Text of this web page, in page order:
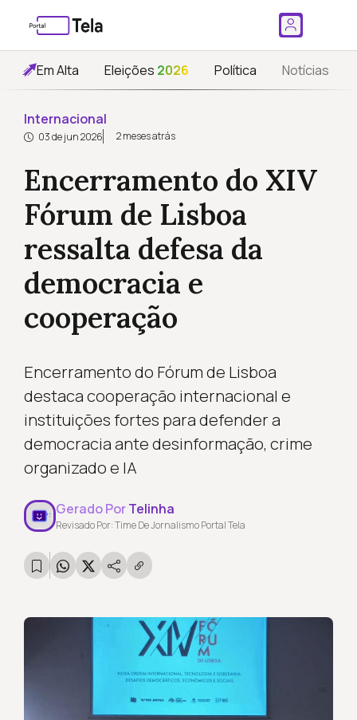
Em Alta Eleições 2026 Política Notícias
Internacional
03 de jun 2026 2 meses atrás
Encerramento do XIV
Fórum de Lisboa
ressalta defesa da
democracia e
cooperação
Encerramento do Fórum de Lisboa
destaca cooperação internacional e
instituições fortes para defender a
democracia ante desinformação, crime
organizado e IA
Gerado PorTelinha
Revisado Por: Time De Jornalismo Portal Tela